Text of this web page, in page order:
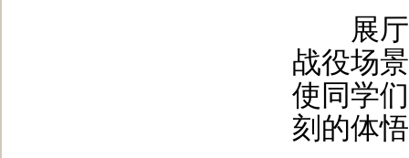
展厅
战役场
使同学
刻的体